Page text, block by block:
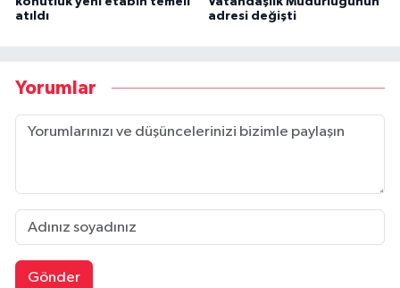
atıldı
adresi değişti
Yorumlar
Gönder